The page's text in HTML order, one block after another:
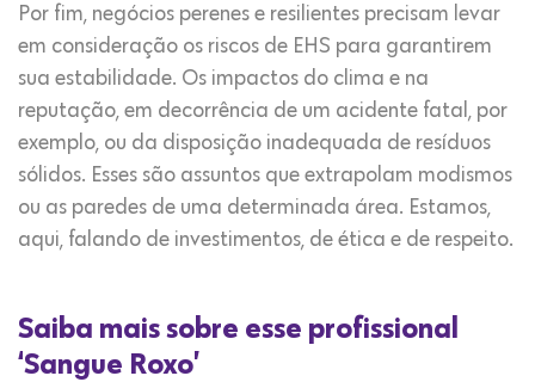
Por fim, negócios perenes e resilientes precisam levar
em consideração os riscos de EHS para garantirem
sua estabilidade. Os impactos do clima e na
reputação, em decorrência de um acidente fatal, por
exemplo, ou da disposição inadequada de resíduos
sólidos. Esses são assuntos que extrapolam modismos
ou as paredes de uma determinada área. Estamos,
aqui, falando de investimentos, de ética e de respeito.
Saiba mais sobre esse profissional
‘Sangue Roxo’